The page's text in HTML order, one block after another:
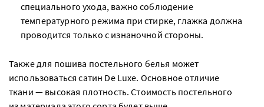
специального ухода, важно соблюдение
температурного режима при стирке, глажка должна
проводится только с изнаночной стороны.
Также для пошива постельного белья может
использоваться сатин De Luxe. Основное отличие
ткани — высокая плотность. Стоимость постельного